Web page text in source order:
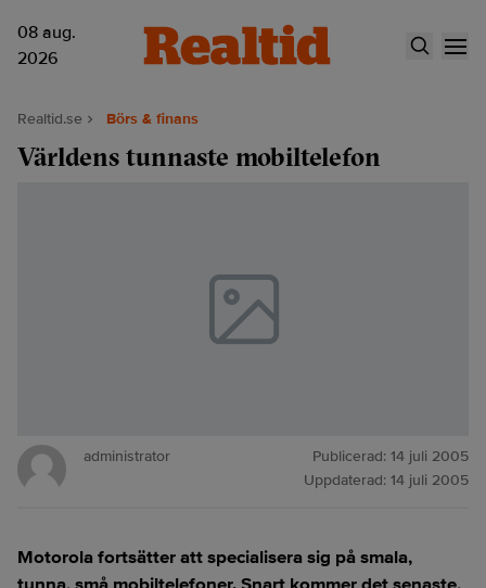
08 aug.
2026
Realtid.se Börs & finans
Världens tunnaste mobiltelefon
administrator Publicerad: 14 juli 2005
Uppdaterad: 14 juli 2005
Motorola fortsätter att specialisera sig på smala,